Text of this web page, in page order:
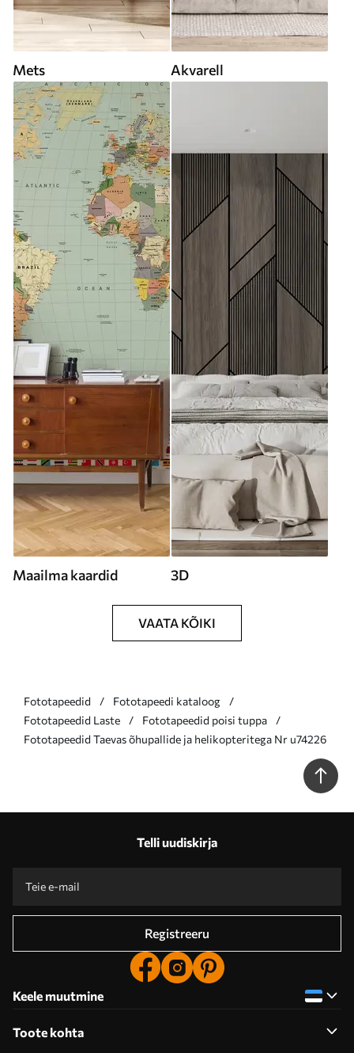
Mets Akvarell
Maailma kaardid 3D
VAATA KÕIKI
Fototapeedid
Fototapeedi kataloog
Fototapeedid Laste
Fototapeedid poisi tuppa
Fototapeedid Taevas õhupallide ja helikopteritega Nr u74226
Telli uudiskirja
Registreeru
Keele muutmine
Toote kohta